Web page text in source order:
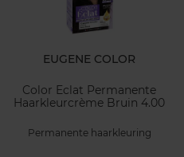
EUGENE COLOR
Color Eclat Permanente
Haarkleurcrème Bruin 4.00
Permanente haarkleuring